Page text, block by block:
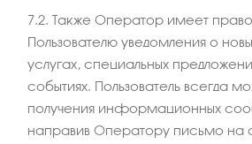
7.2. Также Оператор имеет право
Пользователю уведомления о
услугах, специальных
событиях. Пользователь всегда
получения информационных
направив Оператору письмо на